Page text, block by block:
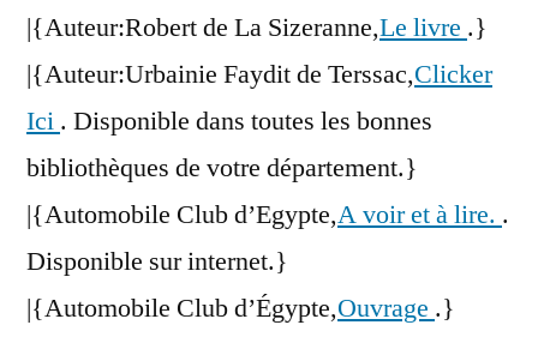
|{Auteur:Robert de La Sizeranne,Le livre .}
|{Auteur:Urbainie Faydit de Terssac,Clicker
Ici . Disponible dans toutes les bonnes
bibliothèques de votre département.}
|{Automobile Club d’Egypte,A voir et à lire. .
Disponible sur internet.}
|{Automobile Club d’Égypte,Ouvrage .}